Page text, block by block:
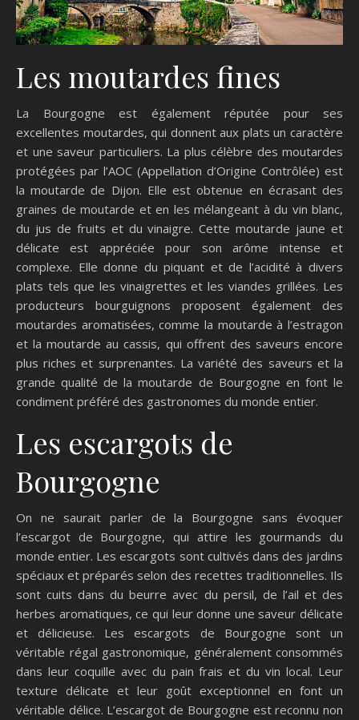
Les moutardes fines
La Bourgogne est également réputée pour ses
excellentes moutardes, qui donnent aux plats un caractère
et une saveur particuliers. La plus célèbre des moutardes
protégées par l’AOC (Appellation d’Origine Contrôlée) est
la moutarde de Dijon. Elle est obtenue en écrasant des
graines de moutarde et en les mélangeant à du vin blanc,
du jus de fruits et du vinaigre. Cette moutarde jaune et
délicate est appréciée pour son arôme intense et
complexe. Elle donne du piquant et de l’acidité à divers
plats tels que les vinaigrettes et les viandes grillées. Les
producteurs bourguignons proposent également des
moutardes aromatisées, comme la moutarde à l’estragon
et la moutarde au cassis, qui offrent des saveurs encore
plus riches et surprenantes. La variété des saveurs et la
grande qualité de la moutarde de Bourgogne en font le
condiment préféré des gastronomes du monde entier.
Les escargots de
Bourgogne
On ne saurait parler de la Bourgogne sans évoquer
l’escargot de Bourgogne, qui attire les gourmands du
monde entier. Les escargots sont cultivés dans des jardins
spéciaux et préparés selon des recettes traditionnelles. Ils
sont cuits dans du beurre avec du persil, de l’ail et des
herbes aromatiques, ce qui leur donne une saveur délicate
et délicieuse. Les escargots de Bourgogne sont un
véritable régal gastronomique, généralement consommés
dans leur coquille avec du pain frais et du vin local. Leur
texture délicate et leur goût exceptionnel en font un
véritable délice. L’escargot de Bourgogne est reconnu non